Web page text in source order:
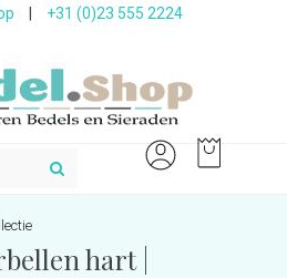
+31 (0)23 555 2224
hart |